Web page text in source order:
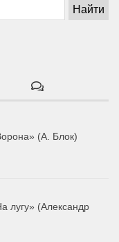
(А. Блок)
лугу» (Александр